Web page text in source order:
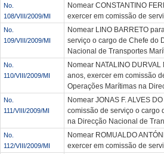
No.
108/VIII/2009/MI
Nomear CONSTANTINO
exercer em comissão de
No.
109/VIII/2009/MI
Nomear LINO BARRETO
serviço o cargo de Chefe do
Nacional de Transportes
No.
110/VIII/2009/MI
Nomear NATALINO
anos, exercer em comissão
Operações Marítimas na
No.
111/VIII/2009/MI
Nomear JONAS F. ALVES
comissão de serviço o cargo
na Direcção Nacional de
No.
112/VIII/2009/MI
Nomear ROMUALDO
exercer em comissão de